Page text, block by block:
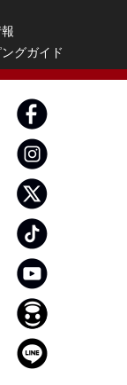
グガイド